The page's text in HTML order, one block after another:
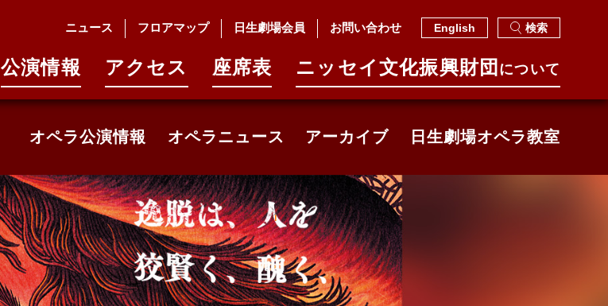
ニュース フロアマップ 日生劇場会員 お問い合わせ English 検索
公演情報 アクセス 座席表 ニッセイ⽂化振興財団 について
オペラ公演情報 オペラニュース アーカイブ 日生劇場オペラ教室